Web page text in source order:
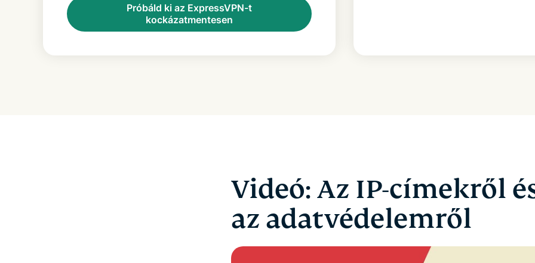
Próbáld ki az ExpressVPN-t
kockázatmentesen
Videó: Az IP-címekről
az adatvédelemről